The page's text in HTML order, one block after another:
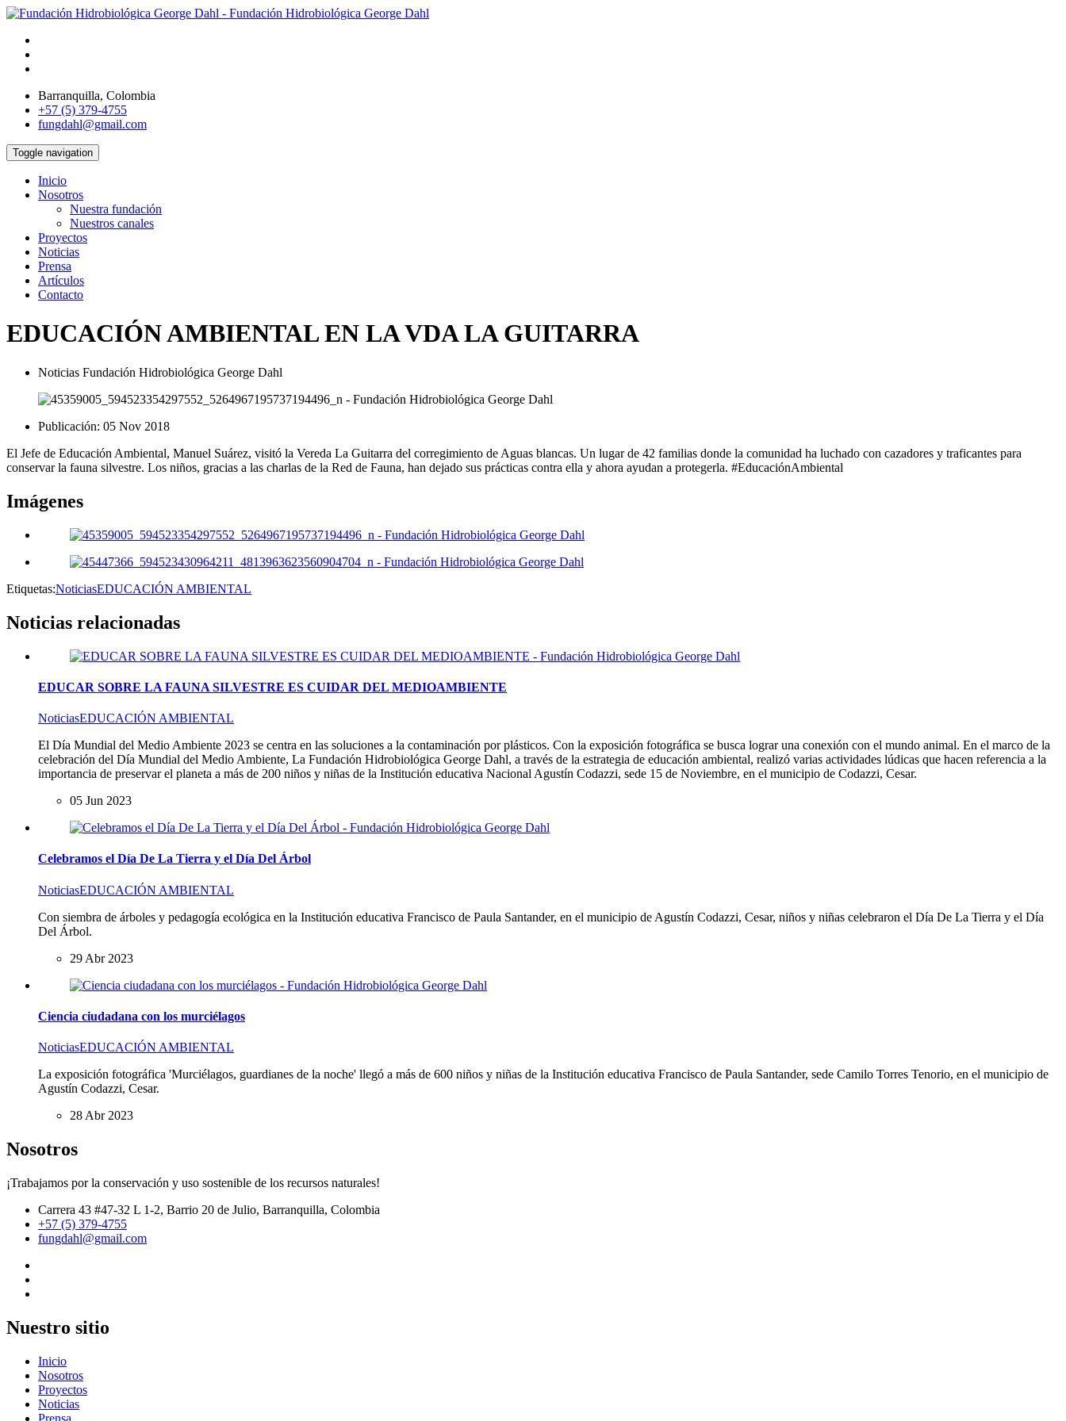
Barranquilla, Colombia
+57 (5) 379-4755
fungdahl@gmail.com
Toggle navigation
Inicio
Nosotros
Nuestra fundación
Nuestros canales
Proyectos
Noticias
Prensa
Artículos
Contacto
EDUCACIÓN AMBIENTAL EN LA VDA LA GUITARRA
Noticias Fundación Hidrobiológica George Dahl
Publicación: 05 Nov 2018
El Jefe de Educación Ambiental, Manuel Suárez, visitó la Vereda La Guitarra del corregimiento de Aguas blancas. Un lugar de 42 familias donde la comunidad ha luchado con cazadores y traficantes para
conservar la fauna silvestre. Los niños, gracias a las charlas de la Red de Fauna, han dejado sus prácticas contra ella y ahora ayudan a protegerla. #EducaciónAmbiental
Imágenes
Etiquetas:NoticiasEDUCACIÓN AMBIENTAL
Noticias relacionadas
EDUCAR SOBRE LA FAUNA SILVESTRE ES CUIDAR DEL MEDIOAMBIENTE
NoticiasEDUCACIÓN AMBIENTAL
El Día Mundial del Medio Ambiente 2023 se centra en las soluciones a la contaminación por plásticos. Con la exposición fotográfica se busca lograr una conexión con el mundo animal. En el marco de la
celebración del Día Mundial del Medio Ambiente, La Fundación Hidrobiológica George Dahl, a través de la estrategia de educación ambiental, realizó varias actividades lúdicas que hacen referencia a la
importancia de preservar el planeta a más de 200 niños y niñas de la Institución educativa Nacional Agustín Codazzi, sede 15 de Noviembre, en el municipio de Codazzi, Cesar.
05 Jun 2023
Celebramos el Día De La Tierra y el Día Del Árbol
NoticiasEDUCACIÓN AMBIENTAL
Con siembra de árboles y pedagogía ecológica en la Institución educativa Francisco de Paula Santander, en el municipio de Agustín Codazzi, Cesar, niños y niñas celebraron el Día De La Tierra y el Día
Del Árbol.
29 Abr 2023
Ciencia ciudadana con los murciélagos
NoticiasEDUCACIÓN AMBIENTAL
La exposición fotográfica 'Murciélagos, guardianes de la noche' llegó a más de 600 niños y niñas de la Institución educativa Francisco de Paula Santander, sede Camilo Torres Tenorio, en el municipio de
Agustín Codazzi, Cesar.
28 Abr 2023
Nosotros
¡Trabajamos por la conservación y uso sostenible de los recursos naturales!
Carrera 43 #47-32 L 1-2, Barrio 20 de Julio, Barranquilla, Colombia
+57 (5) 379-4755
fungdahl@gmail.com
Nuestro sitio
Inicio
Nosotros
Proyectos
Noticias
Prensa